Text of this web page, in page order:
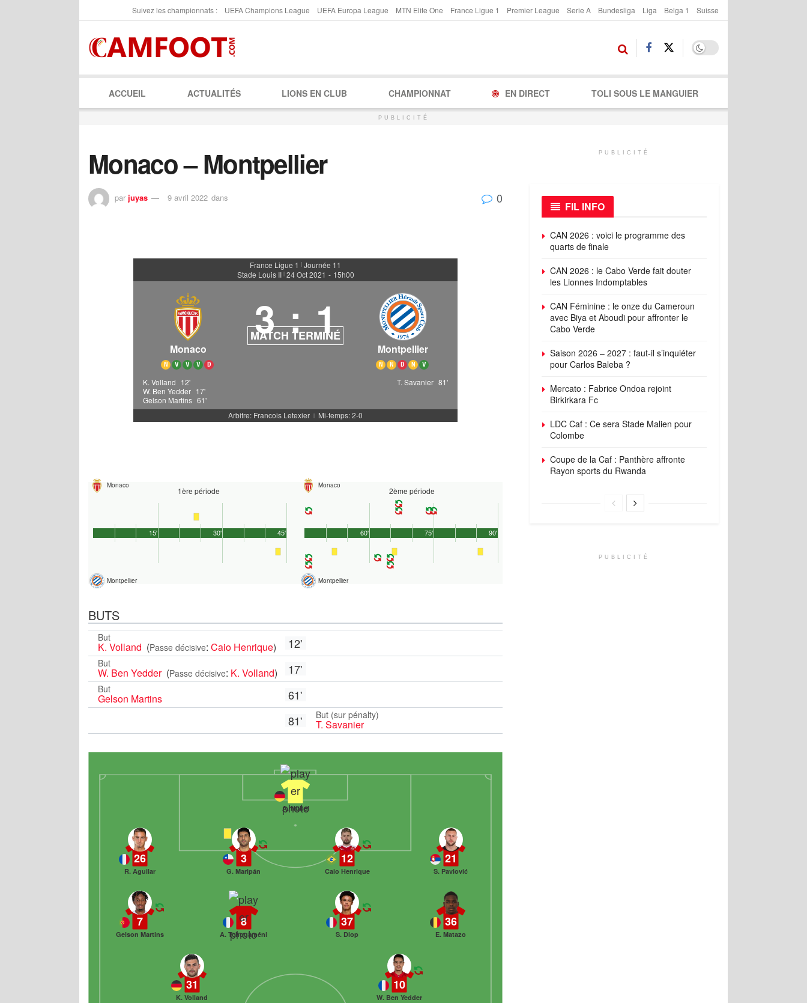
Suivez les championnats : UEFA Champions League UEFA Europa League MTN Elite One France Ligue 1 Premier League Serie A Bundesliga Liga Belga 1 Suisse
ACCUEIL ACTUALITÉS LIONS EN CLUB CHAMPIONNAT EN DIRECT TOLI SOUS LE MANGUIER
PUBLICITÉ
Monaco – Montpellier
par juyas 9 avril 2022 dans 0
France Ligue 1 | Journée 11
Stade Louis II | 24 Oct 2021 - 15h00
Monaco
N V V V D
3 : 1
MATCH TERMINÉ
Montpellier
N N D N V
K. Volland 12'
W. Ben Yedder 17'
Gelson Martins 61'
T. Savanier 81'
Arbitre: Francois Letexier | Mi-temps: 2-0
Monaco
1ère période
Montpellier
45'
15' 30'
Monaco
2ème période
Montpellier
90'
60' 75'
BUTS
But
K. Volland (Passe décisive: Caio Henrique) 12'
But
W. Ben Yedder (Passe décisive: K. Volland) 17'
But
Gelson Martins
61'
81'
But (sur pénalty)
T. Savanier
16
A. Nübel
21
S. Pavlović
12
Caio Henrique
3
G. Maripán
26
R. Aguilar
36
E. Matazo
37
S. Diop
8
A. Tchouaméni
7
Gelson Martins
10
W. Ben Yedder
31
K. Volland
PUBLICITÉ
FIL INFO
CAN 2026 : voici le programme des
quarts de finale
CAN 2026 : le Cabo Verde fait douter
les Lionnes Indomptables
CAN Féminine : le onze du Cameroun
avec Biya et Aboudi pour affronter le
Cabo Verde
Saison 2026 – 2027 : faut-il s’inquiéter
pour Carlos Baleba ?
Mercato : Fabrice Ondoa rejoint
Birkirkara Fc
LDC Caf : Ce sera Stade Malien pour
Colombe
Coupe de la Caf : Panthère affronte
Rayon sports du Rwanda
PUBLICITÉ